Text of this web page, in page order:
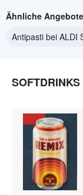
Ähnliche
Antipasti bei ALDI